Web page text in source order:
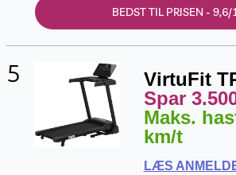
BEDST TIL PRISEN - 9,6/
5
VirtuFit
Spar
Maks.
km/t
LÆS